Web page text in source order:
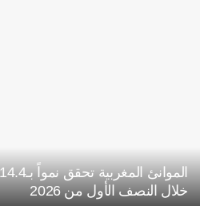
خلال النصف الأول من 2026